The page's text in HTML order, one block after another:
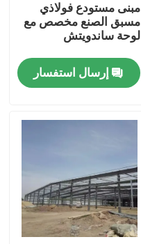
مبنى مستودع فولاذي
مسبق الصنع مخصص مع
لوحة ساندويتش
إرسال استفسار